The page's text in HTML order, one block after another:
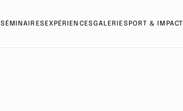
SÉMINAIRES EXPÉRIENCESGALERIESPORT & IMPACT